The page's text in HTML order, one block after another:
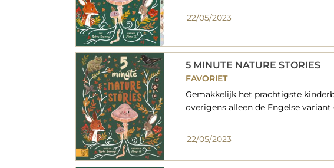
22/05/2023
5 MINUTE NATURE STORIES
FAVORIET
Gemakkelijk het prachtigste
overigens alleen de Engelse
22/05/2023